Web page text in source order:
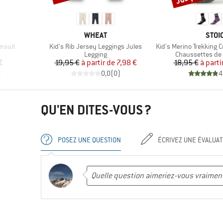
MARQUE
WHEAT
Article
Kid's Rib Jersey Leggings Jules
Product group
Legging
Prix
19,95 € Prix réduit
à partir de 7,98 €
0,0(0)
Article
Kid's Merino Trekking
Product group
Chaussettes
18,95 € à
QU'EN DITES-VOUS ?
POSEZ UNE QUESTION ÉCRIVEZ UNE